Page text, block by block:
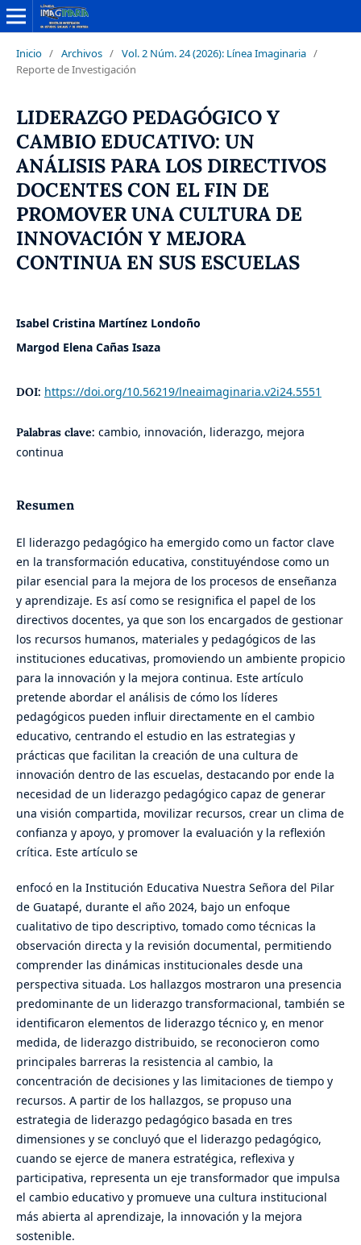
Inicio / Archivos / Vol. 2 Núm. 24 (2026): Línea Imaginaria /
Reporte de Investigación
LIDERAZGO PEDAGÓGICO Y
CAMBIO EDUCATIVO: UN
ANÁLISIS PARA LOS DIRECTIVOS
DOCENTES CON EL FIN DE
PROMOVER UNA CULTURA DE
INNOVACIÓN Y MEJORA
CONTINUA EN SUS ESCUELAS
Isabel Cristina Martínez Londoño
Margod Elena Cañas Isaza
DOI: https://doi.org/10.56219/lneaimaginaria.v2i24.5551
Palabras clave: cambio, innovación, liderazgo, mejora
continua
Resumen
El liderazgo pedagógico ha emergido como un factor clave
en la transformación educativa, constituyéndose como un
pilar esencial para la mejora de los procesos de enseñanza
y aprendizaje. Es así como se resignifica el papel de los
directivos docentes, ya que son los encargados de gestionar
los recursos humanos, materiales y pedagógicos de las
instituciones educativas, promoviendo un ambiente propicio
para la innovación y la mejora continua. Este artículo
pretende abordar el análisis de cómo los líderes
pedagógicos pueden influir directamente en el cambio
educativo, centrando el estudio en las estrategias y
prácticas que facilitan la creación de una cultura de
innovación dentro de las escuelas, destacando por ende la
necesidad de un liderazgo pedagógico capaz de generar
una visión compartida, movilizar recursos, crear un clima de
confianza y apoyo, y promover la evaluación y la reflexión
crítica. Este artículo se
enfocó en la Institución Educativa Nuestra Señora del Pilar
de Guatapé, durante el año 2024, bajo un enfoque
cualitativo de tipo descriptivo, tomado como técnicas la
observación directa y la revisión documental, permitiendo
comprender las dinámicas institucionales desde una
perspectiva situada. Los hallazgos mostraron una presencia
predominante de un liderazgo transformacional, también se
identificaron elementos de liderazgo técnico y, en menor
medida, de liderazgo distribuido, se reconocieron como
principales barreras la resistencia al cambio, la
concentración de decisiones y las limitaciones de tiempo y
recursos. A partir de los hallazgos, se propuso una
estrategia de liderazgo pedagógico basada en tres
dimensiones y se concluyó que el liderazgo pedagógico,
cuando se ejerce de manera estratégica, reflexiva y
participativa, representa un eje transformador que impulsa
el cambio educativo y promueve una cultura institucional
más abierta al aprendizaje, la innovación y la mejora
sostenible.